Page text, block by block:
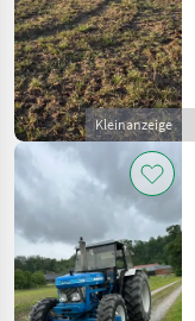
Kleinanzeige